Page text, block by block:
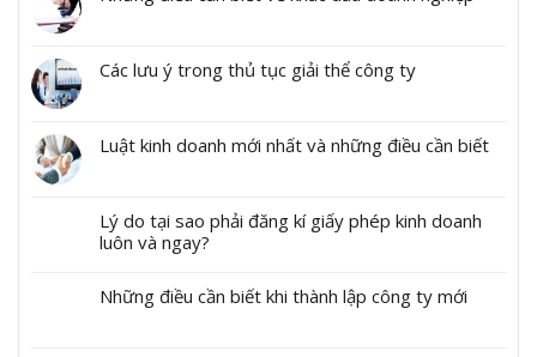
Các lưu ý trong thủ tục giải thể công ty
Luật kinh doanh mới nhất và những điều cần biết
Lý do tại sao phải đăng kí giấy phép kinh doanh
luôn và ngay?
Những điều cần biết khi thành lập công ty mới